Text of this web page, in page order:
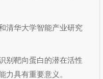
华大学智能产业研究
靶向蛋白的潜在活性
力具有重要意义。